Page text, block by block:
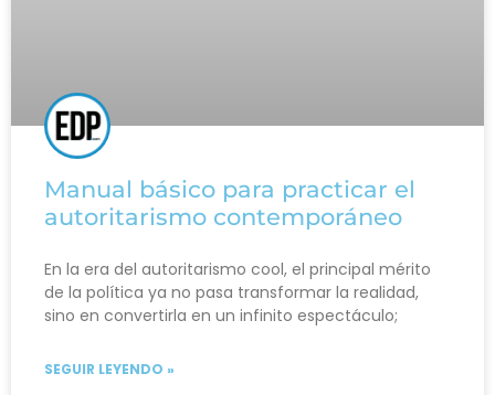
Manual básico para practicar el
autoritarismo contemporáneo
En la era del autoritarismo cool, el principal mérito
de la política ya no pasa transformar la realidad,
sino en convertirla en un infinito espectáculo;
SEGUIR LEYENDO »